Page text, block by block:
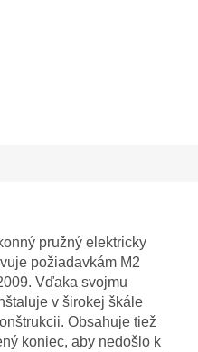
pružný elektricky
požiadavkám M2
Vďaka svojmu
v širokej škále
Obsahuje tiež
koniec, aby nedošlo k